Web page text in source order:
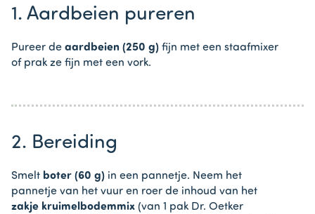
1. Aardbeien pureren
Pureer de aardbeien (250 g) fijn met een staafmixer
of prak ze fijn met een vork.
2. Bereiding
Smelt boter (60 g) in een pannetje. Neem het
pannetje van het vuur en roer de inhoud van het
zakje kruimelbodemmix (van 1 pak Dr. Oetker